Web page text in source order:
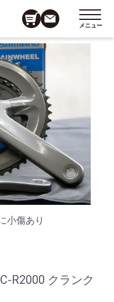
メニュー
小傷あり
R2000 クランク